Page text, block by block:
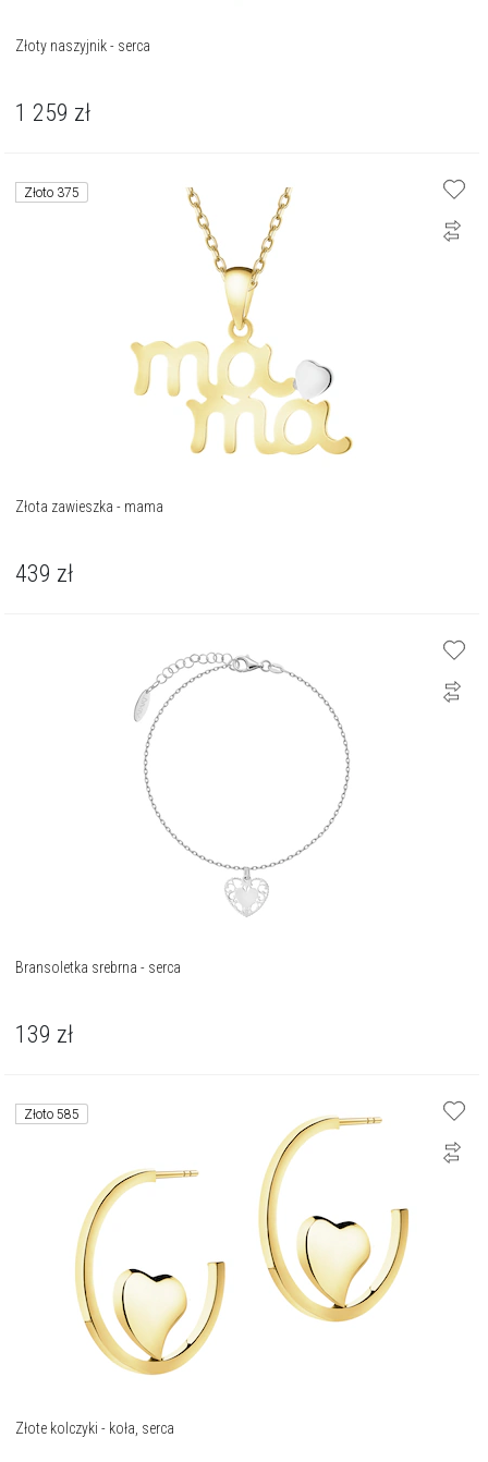
Złoty naszyjnik - serca
1 259 zł
Złoto 375
Złota zawieszka - mama
439 zł
Bransoletka srebrna - serca
139 zł
Złoto 585
Złote kolczyki - koła, serca